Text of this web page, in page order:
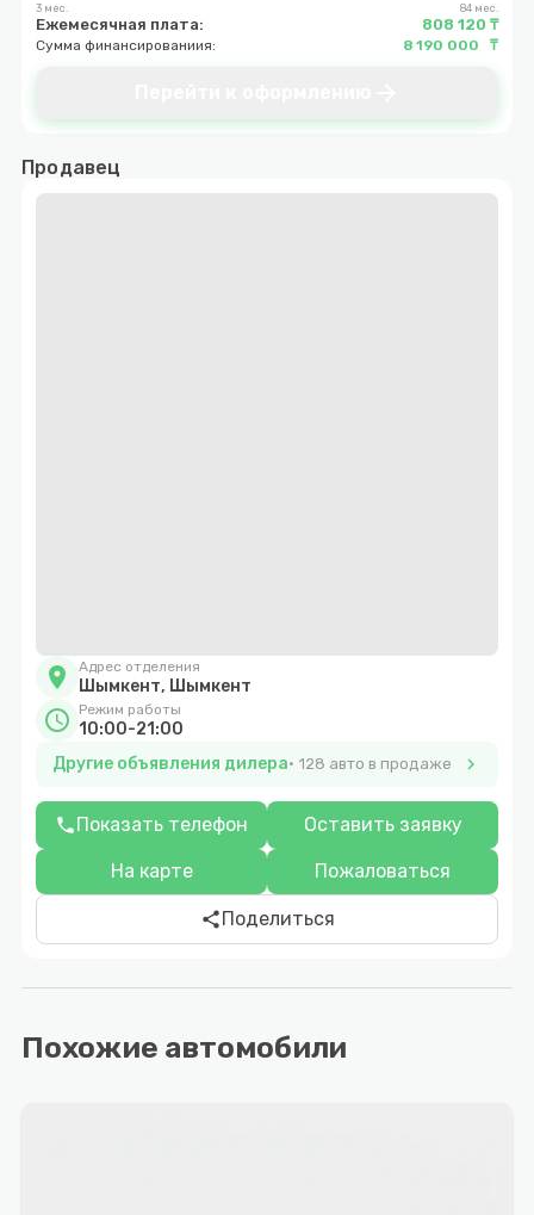
3 мес. 84 мес.
Ежемесячная плата: 808 120 ₸
Сумма финансированиия: 8 190 000 ₸
Продавец
location_on Адрес отделения
Шымкент, Шымкент
schedule Режим работы
10:00-21:00
Другие объявления дилера
128 авто в продаже chevron_right
phoneПоказать телефон Оставить заявку
На карте Пожаловаться
shareПоделиться
Похожие автомобили